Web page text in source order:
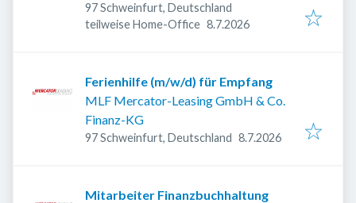
97 Schweinfurt, Deutschland
teilweise Home-Office Veröffentlicht
8.7.2026
Ferienhilfe (m/w/d) für Empfang
MLF Mercator-Leasing GmbH & Co.
Finanz-KG
97 Schweinfurt, Deutschland Veröffentlicht:
8.7.2026
Mitarbeiter Finanzbuchhaltung